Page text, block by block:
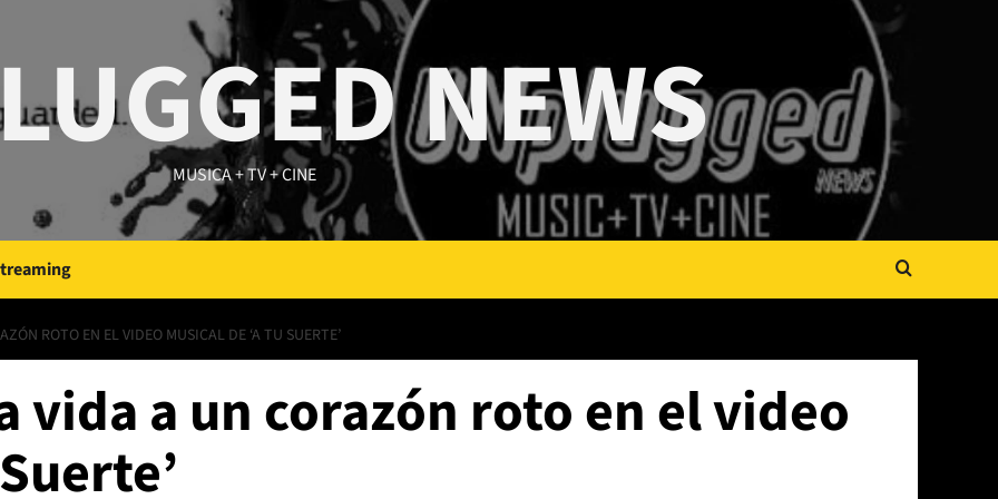
NEWS
MUSICA + TV + CINE
ROTO EN EL VIDEO MUSICAL DE ‘A TU SUERTE’
vida a un corazón roto en el video